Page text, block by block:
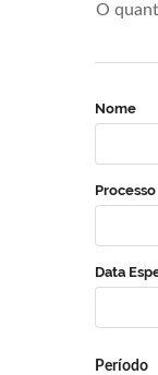
O
Nome
Processo
Data
Período